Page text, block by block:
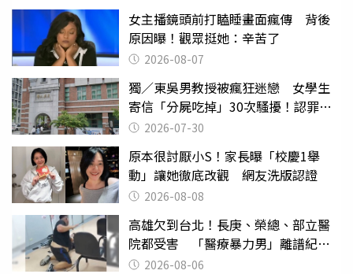
女主播鏡頭前打瞌睡畫面瘋傳 背後
原因曝！觀眾挺她：辛苦了
2026-08-07
獨／東吳男教授被瘋狂迷戀 女學生
寄信「分屍吃掉」30次騷擾！認罪免
關 2026-07-30
原本很討厭小S！家長曝「校慶1舉
動」讓她徹底改觀 網友洗版認證
2026-08-08
高雄欠到台北！長庚、榮總、部立醫
院都受害 「醫療暴力男」離譜紀錄
曝光2026-08-06